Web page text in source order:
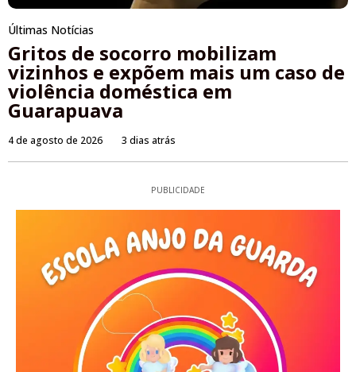
Últimas Notícias
Gritos de socorro mobilizam
vizinhos e expõem mais um caso de
violência doméstica em
Guarapuava
4 de agosto de 2026 3 dias atrás
PUBLICIDADE